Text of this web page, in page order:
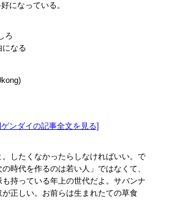
になっている。
ろ
になる
ゲンダイの記事全文を見る]
したくなかったらしなければいい。で
時代を作るのは若い人」ではなくて、
持っている年上の世代だよ。サバンナ
正しい。お前らは生まれたての草食